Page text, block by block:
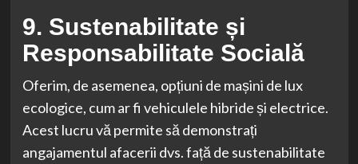
9. Sustenabilitate și
Responsabilitate Socială
Oferim, de asemenea, opțiuni de mașini de lux
ecologice, cum ar fi vehiculele hibride și electrice.
Acest lucru vă permite să demonstrați
angajamentul afacerii dvs. față de sustenabilitate